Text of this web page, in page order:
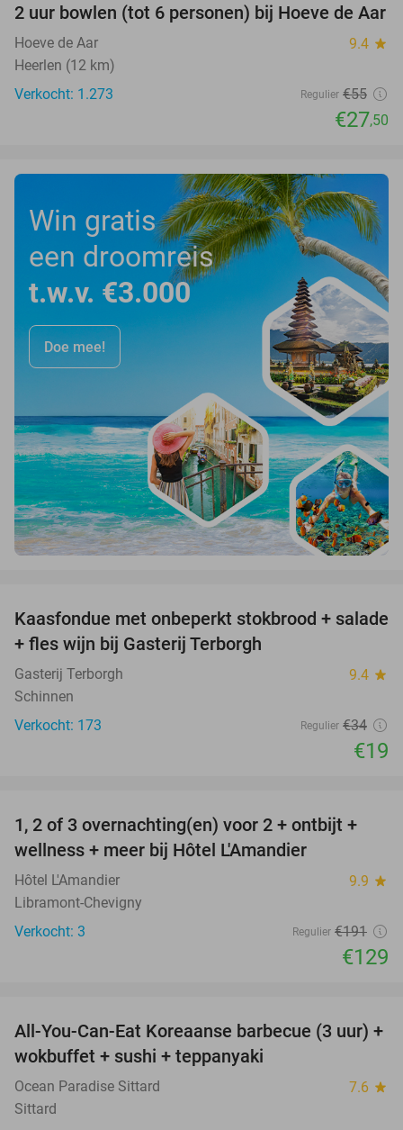
50%
2 uur bowlen (tot 6 personen) bij Hoeve de Aar
Hoeve de Aar 9.4 star
Heerlen (12 km)
Verkocht: 1.273
Regulier €55
€27,50
Win gratis
een droomreis
t.w.v. €3.000
Doe mee!
44%
Kaasfondue met onbeperkt stokbrood + salade
+ fles wijn bij Gasterij Terborgh
Gasterij Terborgh 9.4 star
Schinnen
Verkocht: 173
Regulier €34
€19
32%
TODAY
1, 2 of 3 overnachting(en) voor 2 + ontbijt +
wellness + meer bij Hôtel L'Amandier
Hôtel L'Amandier 9.9 star
Libramont-Chevigny
Verkocht: 3
Regulier €191
€129
21%
All-You-Can-Eat Koreaanse barbecue (3 uur) +
wokbuffet + sushi + teppanyaki
Ocean Paradise Sittard 7.6 star
Sittard